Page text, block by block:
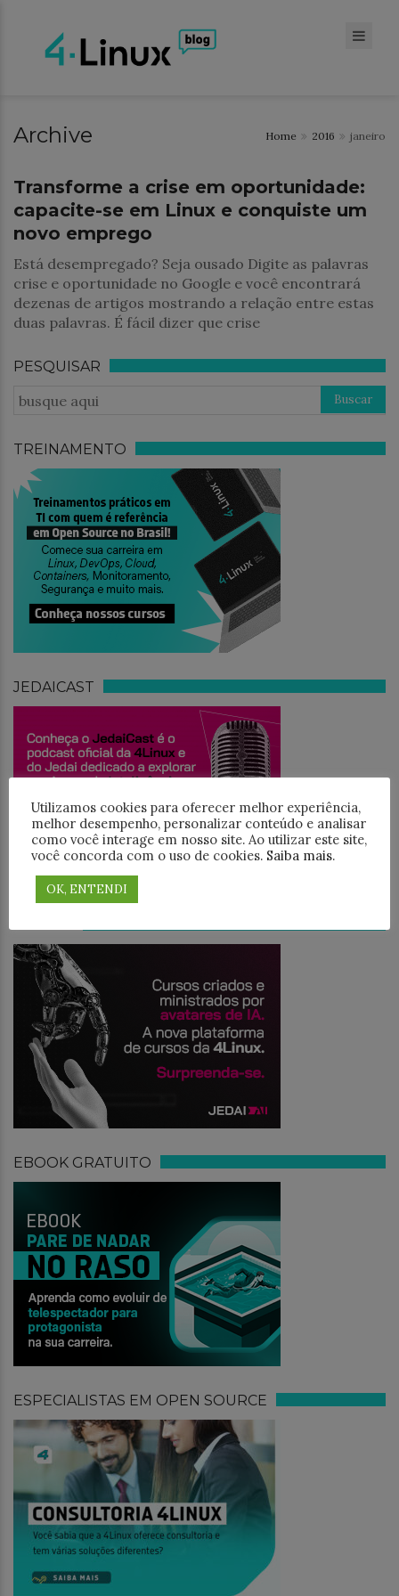
Archive Home 2016 janeiro
Notícias
Transforme a crise em oportunidade:
capacite-se em Linux e conquiste um
novo emprego
Está desempregado? Seja ousado Digite as palavras
crise e oportunidade no Google e você encontrará
dezenas de artigos mostrando a relação entre estas
duas palavras. É fácil dizer que crise
PESQUISAR
TREINAMENTO
JEDAICAST
EBOOK GRATUITO
ESPECIALISTAS EM OPEN SOURCE
Utilizamos cookies para oferecer melhor experiência,
melhor desempenho, personalizar conteúdo e analisar
como você interage em nosso site. Ao utilizar este site,
você concorda com o uso de cookies. Saiba mais.
OK, ENTENDI